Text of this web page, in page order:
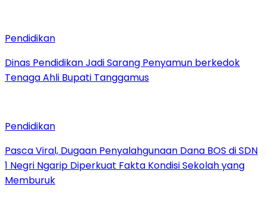
Pendidikan
Dinas Pendidikan Jadi Sarang Penyamun berkedok
Tenaga Ahli Bupati Tanggamus
Pendidikan
Pasca Viral, Dugaan Penyalahgunaan Dana BOS di SDN
1 Negri Ngarip Diperkuat Fakta Kondisi Sekolah yang
Memburuk